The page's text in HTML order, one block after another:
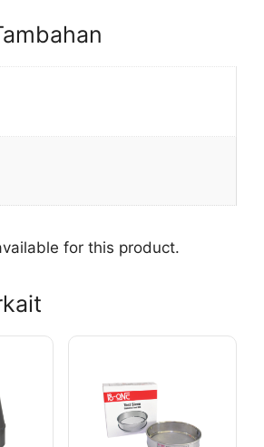
for this product.
memiliki
beberapa